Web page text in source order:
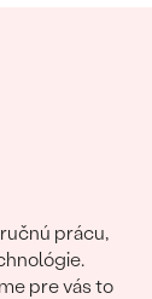
prácu,
pre vás to